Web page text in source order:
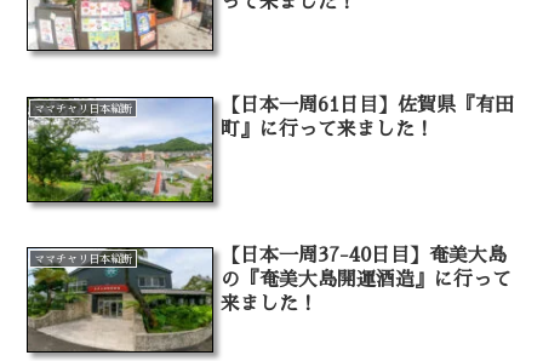
ママチャリ日本縦断
【日本一周61日目】佐賀県『有田
町』に行って来ました！
ママチャリ日本縦断
【日本一周37-40日目】奄美大島
の『奄美大島開運酒造』に行って
来ました！